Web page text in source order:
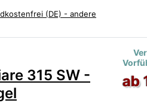
(DE) - andere
315 SW -
ab